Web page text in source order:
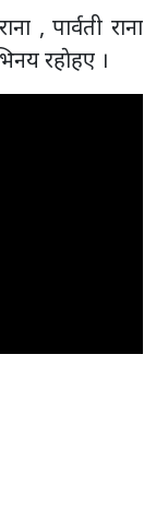
, पार्वती राना
रहाेहए ।